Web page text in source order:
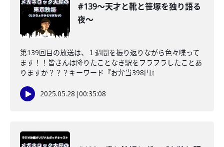
#139〜天才と靴と笹塚を独り語る
夜〜
第139回目の放送は、１週間を振り返りながら色々喋って
ます！！皆さんは降りたことなき駅をフラフラしたことあ
りますか？？？キーワード『お弁当398円』
2025.05.28 |00:35:08